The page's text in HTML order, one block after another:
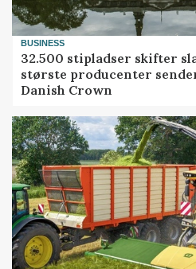
BUSINESS
32.500 stipladser skifter
største producenter
Danish Crown